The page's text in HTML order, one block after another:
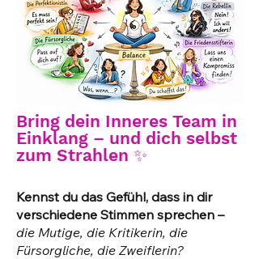
Bring dein Inneres Team in
Einklang – und dich selbst
zum Strahlen ✨
Kennst du das Gefühl, dass in dir
verschiedene Stimmen sprechen –
die Mutige, die Kritikerin, die
Fürsorgliche, die Zweiflerin?